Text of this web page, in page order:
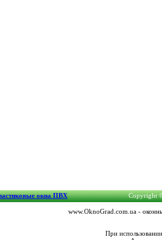
окна ПВХ Copyright
www.OknoGrad.com.ua -
При